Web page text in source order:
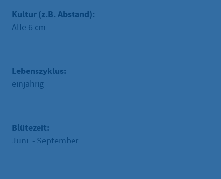
Kultur (z.B. Abstand):
Alle 6 cm
Lebenszyklus:
einjährig
Blütezeit:
Juni - September